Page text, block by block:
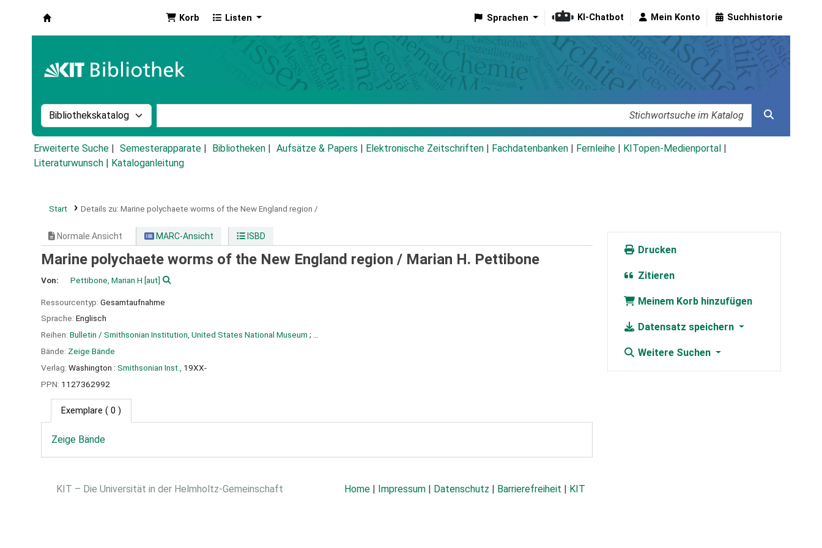
Korb Listen Sprachen KI-Chatbot Mein Konto Suchhistorie
Suche im Katalog nach:
Erweiterte Suche Semesterapparate Bibliotheken Aufsätze & Papers Elektronische Zeitschriften Fachdatenbanken Fernleihe KITopen-Medienportal
Literaturwunsch
Kataloganleitung
Start Details zu: Marine polychaete worms of the New England region /
Normale Ansicht MARC-Ansicht ISBD
Marine polychaete worms of the New England region / Marian H. Pettibone
Von: Pettibone, Marian H [aut]
Ressourcentyp: Gesamtaufnahme
Sprache: Englisch
Reihen: Bulletin / Smithsonian Institution, United States National Museum ; ...
Bände: Zeige Bände
Verlag: Washington : Smithsonian Inst.,
19XX-
PPN: 1127362992
Exemplare ( 0 )
Zeige Bände
Drucken
Zitieren
Meinem Korb hinzufügen
Datensatz speichern
Weitere Suchen
KIT – Die Universität in der Helmholtz-Gemeinschaft Home Impressum Datenschutz Barrierefreiheit KIT